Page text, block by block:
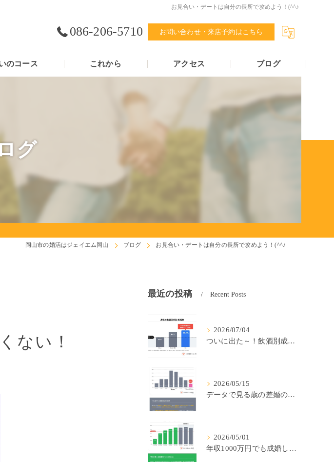
お見合い・デートは自分の長所で攻めよう！(^^♪
086-206-5710 お問い合わせ・来店予約はこちら
のコース これから アクセス ブログ
グ
岡山市の婚活はジェイエム岡山 ブログ お見合い・デートは自分の長所で攻めよう！(^^♪
ない！
最近の投稿 Recent Posts
2026/07/04
ついに出た～！飲酒別成婚率(IBJ)！
2026/05/15
データで見る歳の差婚の確率の低さ。
2026/05/01
年収1000万円でも成婚しやすいとは限らない? 「年収帯別の成婚率」のリアル